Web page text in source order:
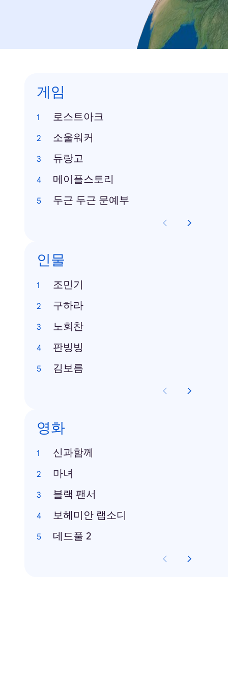
게임
로스트아크
소울워커
듀랑고
메이플스토리
두근 두근 문예부
인물
조민기
구하라
노회찬
판빙빙
김보름
영화
신과함께
마녀
블랙 팬서
보헤미안 랩소디
데드풀 2